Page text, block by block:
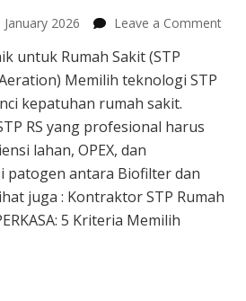
January 2026 Leave a Commenton
vs
untuk Rumah Sakit (STP
Memilih teknologi STP
kepatuhan rumah sakit.
RS yang profesional harus
lahan, OPEX, dan
patogen antara Biofilter dan
juga : Kontraktor STP Rumah
5 Kriteria Memilih